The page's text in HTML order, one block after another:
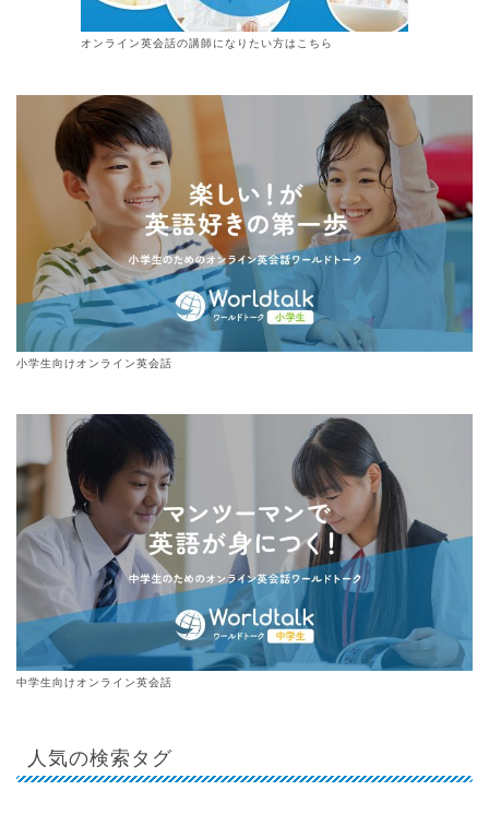
オンライン英会話の講師になりたい方はこちら
小学生向けオンライン英会話
中学生向けオンライン英会話
人気の検索タグ